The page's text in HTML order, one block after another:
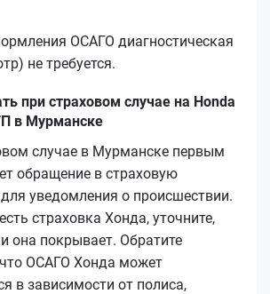
ОСАГО диагностическая
не требуется.
при страховом случае на Honda
в Мурманске
случае в Мурманске первым
обращение в страховую
уведомления о происшествии.
страховка Хонда, уточните,
она покрывает. Обратите
ОСАГО Хонда может
в зависимости от полиса,